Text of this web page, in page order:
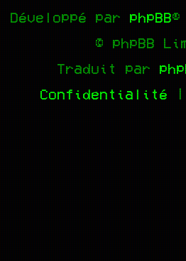
Développé par phpBB®
© phpBB
Traduit par
Confidentialité |